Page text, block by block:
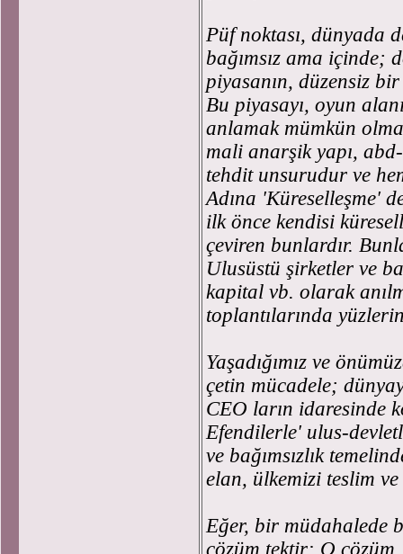
Püf noktası, dünyada
bağımsız ama içinde;
piyasanın, düzensiz bir
Bu piyasayı, oyun
anlamak mümkün
mali anarşik yapı,
tehdit unsurudur ve
Adına 'Küreselleşme'
ilk önce kendisi
çeviren bunlardır.
Ulusüstü şirketler ve
kapital vb. olarak
toplantılarında
Yaşadığımız ve
çetin mücadele;
CEO ların idaresinde
Efendilerle' ulus-
ve bağımsızlık
elan, ülkemizi teslim
Eğer, bir müdahalede
çözüm tektir: O